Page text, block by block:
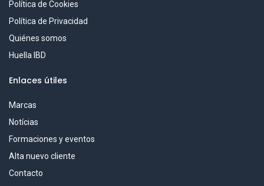
Política de Cookies
Política de Privacidad
Quiénes somos
Huella IBD
Enlaces útiles
Marcas
Notícias
Formaciones y eventos
Alta nuevo cliente
Contacto